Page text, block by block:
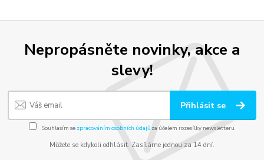
Nepropásněte novinky, akce a
slevy!
Přihlásit se
Souhlasím se zpracováním osobních údajůza účelem rozesílky newsletteru.
Můžete se kdykoli odhlásit. Zasíláme jednou za 14 dní.